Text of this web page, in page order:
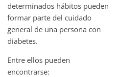
determinados hábitos pueden
formar parte del cuidado
general de una persona con
diabetes.
Entre ellos pueden
encontrarse: